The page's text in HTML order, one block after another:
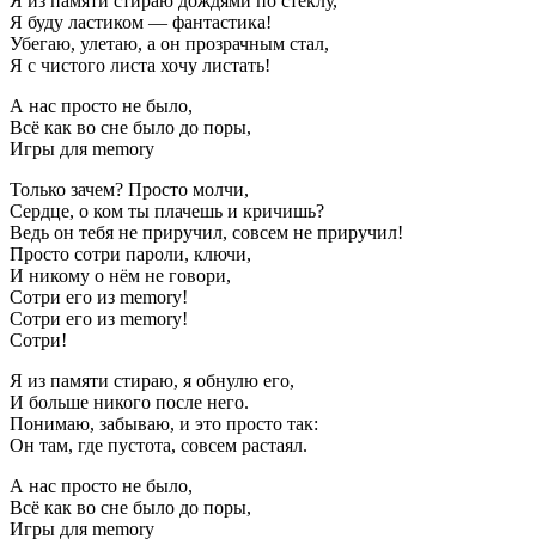
Я буду ластиком — фантастика!
Убегаю, улетаю, а он прозрачным стал,
Я с чистого листа хочу листать!
А нас просто не было,
Всё как во сне было до поры,
Игры для memory
Только зачем? Просто молчи,
Сердце, о ком ты плачешь и кричишь?
Ведь он тебя не приручил, совсем не приручил!
Просто сотри пароли, ключи,
И никому о нём не говори,
Сотри его из memory!
Сотри его из memory!
Сотри!
Я из памяти стираю, я обнулю его,
И больше никого после него.
Понимаю, забываю, и это просто так:
Он там, где пустота, совсем растаял.
А нас просто не было,
Всё как во сне было до поры,
Игры для memory